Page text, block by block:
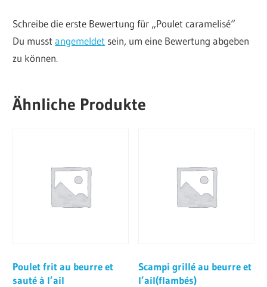
Schreibe die erste Bewertung für „Poulet caramelisé“
Du musstangemeldet sein, um eine Bewertung abgeben
zu können.
Ähnliche Produkte
Poulet frit au beurre et
sauté à l’ail
Scampi grillé au beurre et
l’ail(flambés)